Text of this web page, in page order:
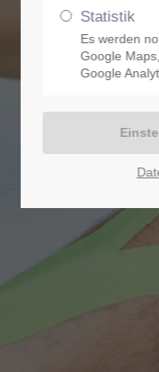
Statistik
Es werden
Google
Google